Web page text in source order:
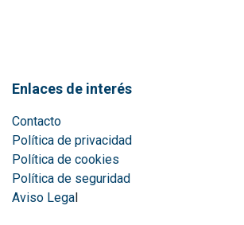
Enlaces de interés
Contacto
Política de privacidad
Política de cookies
Política de seguridad
Aviso Legal